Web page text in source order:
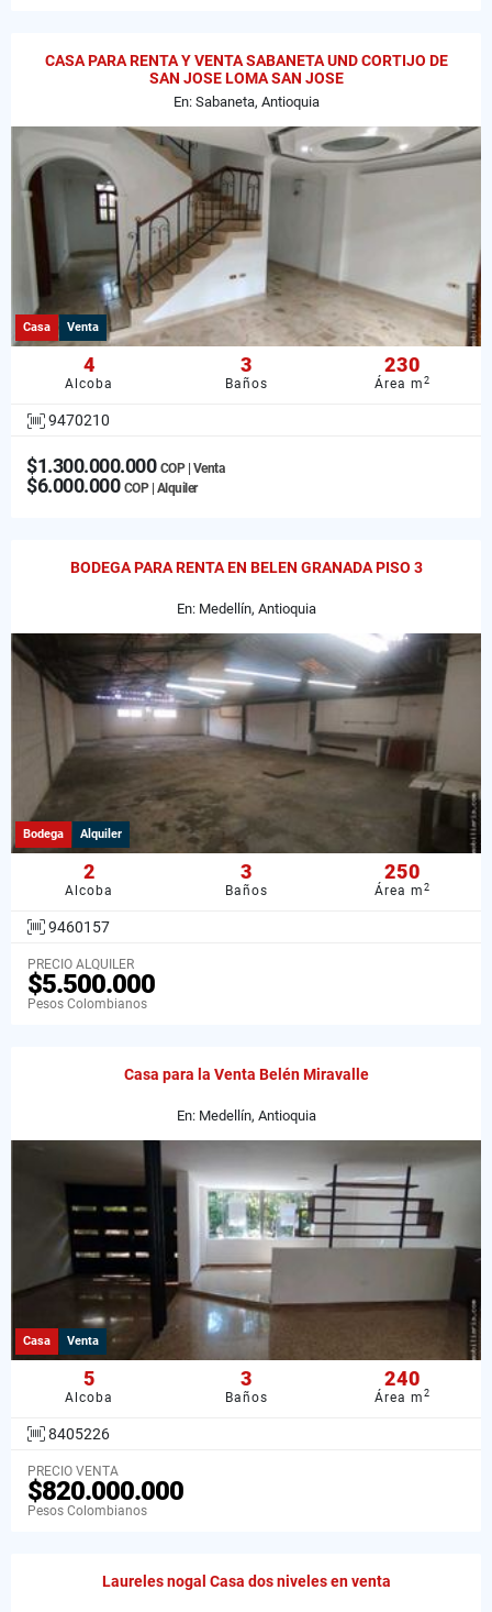
CASA PARA RENTA Y VENTA SABANETA UND CORTIJO DE
SAN JOSE LOMA SAN JOSE
En: Sabaneta, Antioquia
Casa Venta
4
Alcoba
3
Baños
230
Área m2
9470210
$1.300.000.000 COP | Venta
$6.000.000 COP | Alquiler
BODEGA PARA RENTA EN BELEN GRANADA PISO 3
En: Medellín, Antioquia
Bodega Alquiler
2
Alcoba
3
Baños
250
Área m2
9460157
PRECIO ALQUILER
$5.500.000
Pesos Colombianos
Casa para la Venta Belén Miravalle
En: Medellín, Antioquia
Casa Venta
5
Alcoba
3
Baños
240
Área m2
8405226
PRECIO VENTA
$820.000.000
Pesos Colombianos
Laureles nogal Casa dos niveles en venta